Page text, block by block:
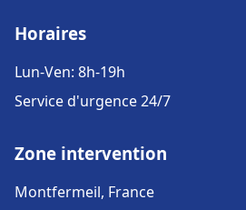
Horaires
Lun-Ven: 8h-19h
Service d'urgence 24/7
Zone intervention
Montfermeil, France